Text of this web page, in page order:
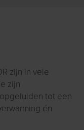
zijn in vele
zijn
tot een
én